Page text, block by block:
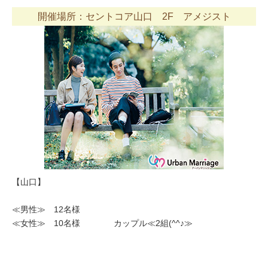
開催場所：セントコア山口 2F アメジスト
【山口】
≪男性≫ 12名様
≪女性≫ 10名様 カップル≪2組(^^♪≫